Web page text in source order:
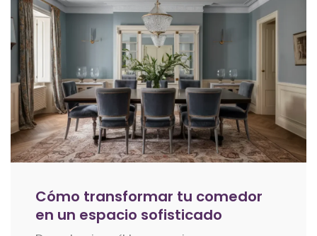
Cómo transformar tu comedor
en un espacio sofisticado